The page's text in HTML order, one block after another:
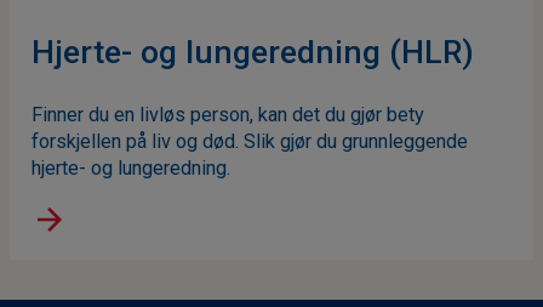
Hjerte- og lungeredning (HLR)
Finner du en livløs person, kan det du gjør bety
forskjellen på liv og død. Slik gjør du grunnleggende
hjerte- og lungeredning.